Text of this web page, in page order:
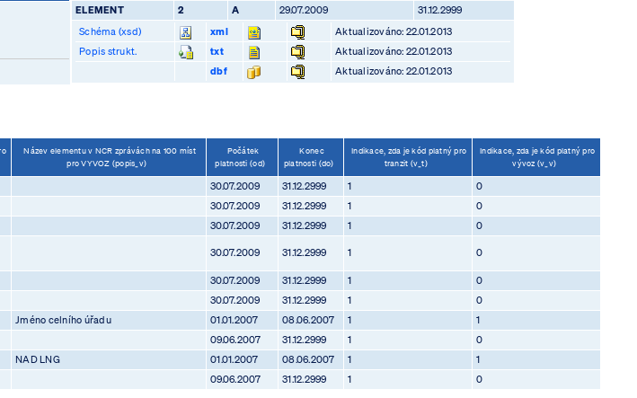
ELEMENT 2 A 29.07.2009
31.12.2999
Schéma (xsd)
xml
Aktualizováno: 22.01.2013
Popis strukt.
txt
Aktualizováno: 22.01.2013
dbf
Aktualizováno: 22.01.2013
Název elementu v NCR zprávách na 100 míst
pro VYVOZ (popis_v)
Počátek
platnosti (od)
Konec
platnosti (do)
Indikace, zda je kód platný pro
tranzit (v_t)
Indikace, zda je kód platný pro
vývoz (v_v)
30.07.2009 31.12.2999 1
0
30.07.2009 31.12.2999 1
0
30.07.2009 31.12.2999 1 0
30.07.2009 31.12.2999 1 0
30.07.2009 31.12.2999 1
0
30.07.2009 31.12.2999 1
0
Jméno celního úřadu 01.01.2007 08.06.2007 1
1
09.06.2007 31.12.2999 1
0
NAD LNG 01.01.2007 08.06.2007 1
1
09.06.2007 31.12.2999 1 0